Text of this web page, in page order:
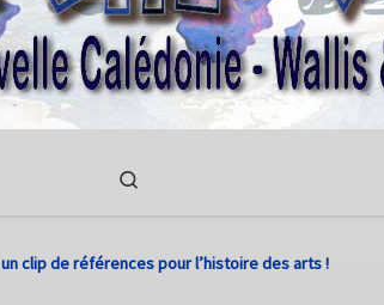
un clip de références pour l’histoire des arts !